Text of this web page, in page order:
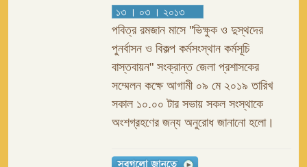
১৩ । ০৩ । ২০১৩
পবিত্র রমজান মাসে ''ভিক্ষুক ও দুস্থদের
পুনর্বাসন ও বিকল্প কর্মসংস্থান কর্মসূচি
বাস্তবায়ন" সংক্রান্ত জেলা প্রশাসকের
সম্মেলন কক্ষে আগামী ০৯ মে ২০১৯ তারিখ
সকাল ১০.০০ টার সভায় সকল সংস্থাকে
অংশগ্রহণের জন্য অনুরোধ জানানো হলো।